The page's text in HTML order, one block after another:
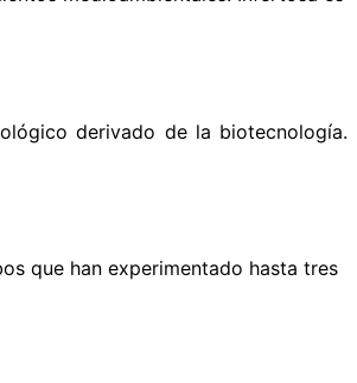
derivado de la biotecnología.
que han experimentado hasta tres